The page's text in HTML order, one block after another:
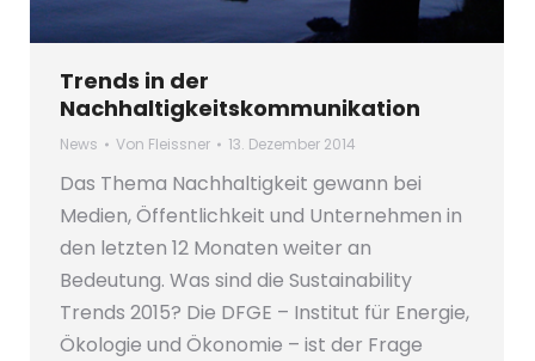
Trends in der
Nachhaltigkeitskommunikation
News Von Fleissner 13. Dezember 2014
Das Thema Nachhaltigkeit gewann bei
Medien, Öffentlichkeit und Unternehmen in
den letzten 12 Monaten weiter an
Bedeutung. Was sind die Sustainability
Trends 2015? Die DFGE – Institut für Energie,
Ökologie und Ökonomie – ist der Frage